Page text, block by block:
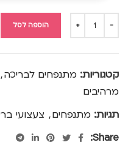
הוספה לסל
קטגוריות: מתנפחים לבריכה,
מרהיבים
תגיות: מתנפחים, צעצועי
Share: